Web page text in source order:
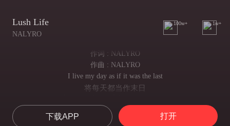
Lush Life
NALYRO
100w+ 1w+
作词 : NALYRO
作曲 : NALYRO
I live my day as if it was the last
将每天都当作末日
仿佛没有过去
Doin' it all night all summer
下载APP 打开